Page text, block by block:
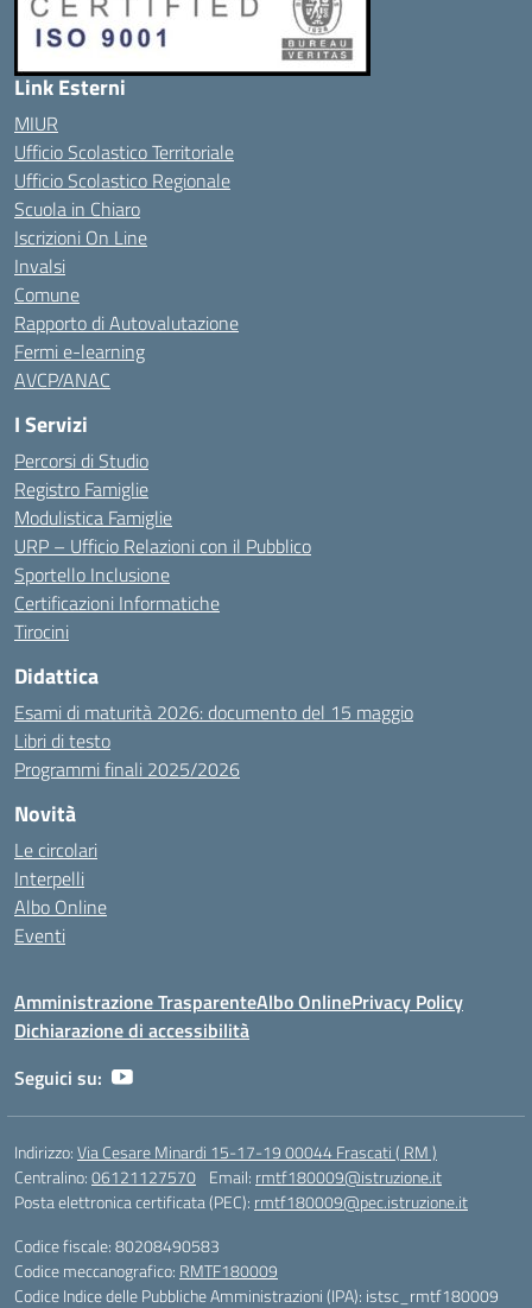
Link Esterni
MIUR
Ufficio Scolastico Territoriale
Ufficio Scolastico Regionale
Scuola in Chiaro
Iscrizioni On Line
Invalsi
Comune
Rapporto di Autovalutazione
Fermi e-learning
AVCP/ANAC
I Servizi
Percorsi di Studio
Registro Famiglie
Modulistica Famiglie
URP – Ufficio Relazioni con il Pubblico
Sportello Inclusione
Certificazioni Informatiche
Tirocini
Didattica
Esami di maturità 2026: documento del 15 maggio
Libri di testo
Programmi finali 2025/2026
Novità
Le circolari
Interpelli
Albo Online
Eventi
Amministrazione TrasparenteAlbo OnlinePrivacy Policy
Dichiarazione di accessibilità
Seguici su:
Indirizzo:Via Cesare Minardi 15-17-19 00044 Frascati ( RM )
Centralino:06121127570 Email: rmtf180009@istruzione.it
Posta elettronica certificata (PEC): rmtf180009@pec.istruzione.it
Codice fiscale: 80208490583
Codice meccanografico: RMTF180009
Codice Indice delle Pubbliche Amministrazioni (IPA): istsc_rmtf180009